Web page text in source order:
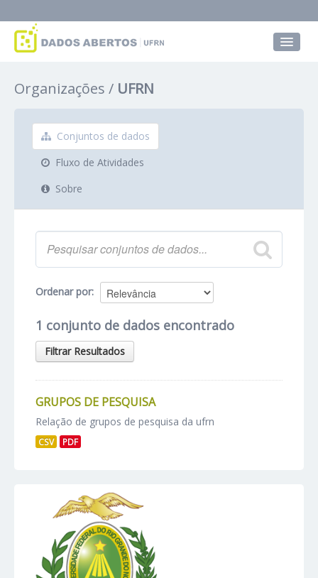
Grupos
Sobre
Organizações UFRN
Conjuntos de dados
Fluxo de Atividades
Sobre
Ordenar por
1 conjunto de dados encontrado
Filtrar Resultados
GRUPOS DE PESQUISA
Relação de grupos de pesquisa da ufrn
CSV PDF